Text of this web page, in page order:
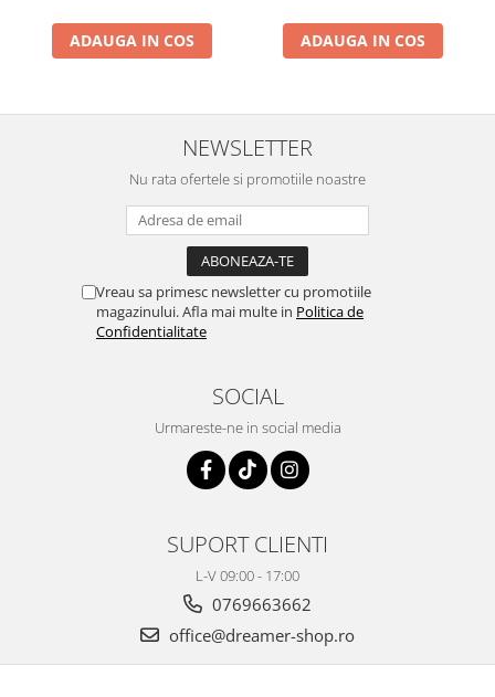
ADAUGA IN COS ADAUGA IN COS
NEWSLETTER
Nu rata ofertele si promotiile noastre
Vreau sa primesc newsletter cu promotiile
magazinului. Afla mai multe in Politica de
Confidentialitate
SOCIAL
Urmareste-ne in social media
SUPORT CLIENTI
L-V 09:00 - 17:00
0769663662
office@dreamer-shop.ro